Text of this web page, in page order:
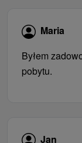
Maria
Byłem
pobytu.
Jan